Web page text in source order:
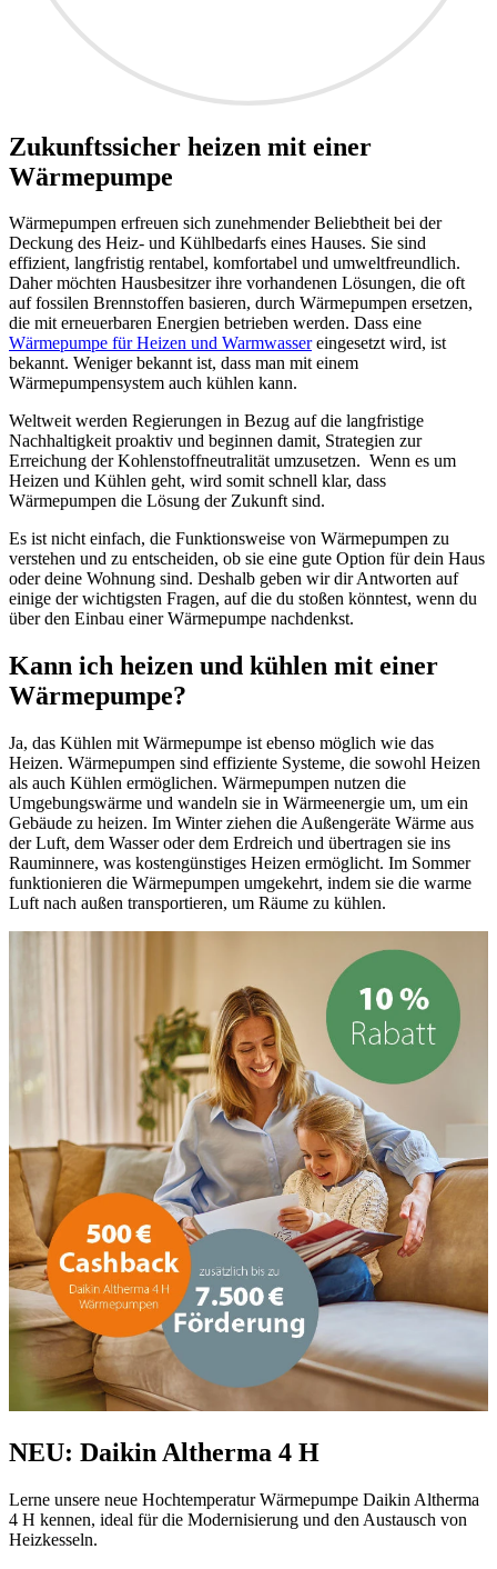
Zukunftssicher heizen mit einer
Wärmepumpe
Wärmepumpen erfreuen sich zunehmender Beliebtheit bei der
Deckung des Heiz- und Kühlbedarfs eines Hauses. Sie sind
effizient, langfristig rentabel, komfortabel und umweltfreundlich.
Daher möchten Hausbesitzer ihre vorhandenen Lösungen, die oft
auf fossilen Brennstoffen basieren, durch Wärmepumpen ersetzen,
die mit erneuerbaren Energien betrieben werden. Dass eine
Wärmepumpe für Heizen und Warmwassereingesetzt wird, ist
bekannt. Weniger bekannt ist, dass man mit einem
Wärmepumpensystem auch kühlen kann.
Weltweit werden Regierungen in Bezug auf die langfristige
Nachhaltigkeit proaktiv und beginnen damit, Strategien zur
Erreichung der Kohlenstoffneutralität umzusetzen. Wenn es um
Heizen und Kühlen geht, wird somit schnell klar, dass
Wärmepumpen die Lösung der Zukunft sind.
Es ist nicht einfach, die Funktionsweise von Wärmepumpen zu
verstehen und zu entscheiden, ob sie eine gute Option für dein Haus
oder deine Wohnung sind. Deshalb geben wir dir Antworten auf
einige der wichtigsten Fragen, auf die du stoßen könntest, wenn du
über den Einbau einer Wärmepumpe nachdenkst.
Kann ich heizen und kühlen mit einer
Wärmepumpe?
Ja, das Kühlen mit Wärmepumpe ist ebenso möglich wie das
Heizen. Wärmepumpen sind effiziente Systeme, die sowohl Heizen
als auch Kühlen ermöglichen. Wärmepumpen nutzen die
Umgebungswärme und wandeln sie in Wärmeenergie um, um ein
Gebäude zu heizen. Im Winter ziehen die Außengeräte Wärme aus
der Luft, dem Wasser oder dem Erdreich und übertragen sie ins
Rauminnere, was kostengünstiges Heizen ermöglicht. Im Sommer
funktionieren die Wärmepumpen umgekehrt, indem sie die warme
Luft nach außen transportieren, um Räume zu kühlen.
NEU: Daikin Altherma 4 H
Lerne unsere neue Hochtemperatur Wärmepumpe Daikin Altherma
4 H kennen, ideal für die Modernisierung und den Austausch von
Heizkesseln.